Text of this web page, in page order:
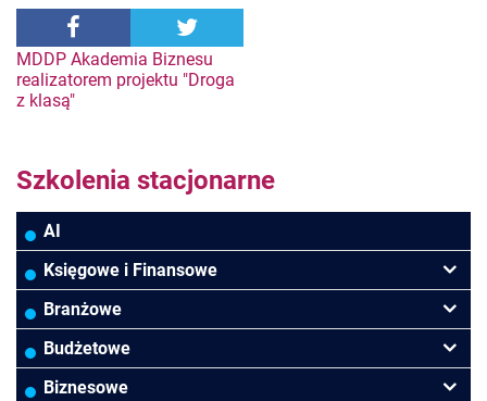
Nawigacja
wpisu
MDDP Akademia Biznesu
realizatorem projektu "Droga
z klasą"
Szkolenia stacjonarne
AI
Księgowe i Finansowe
Podatki VAT/CIT/PIT
Rachunkowość
Finanse
Branżowe
Banki
Budowlana/Deweloperska
Budżetowe
Rachunkowość budżetowa
Biznesowe